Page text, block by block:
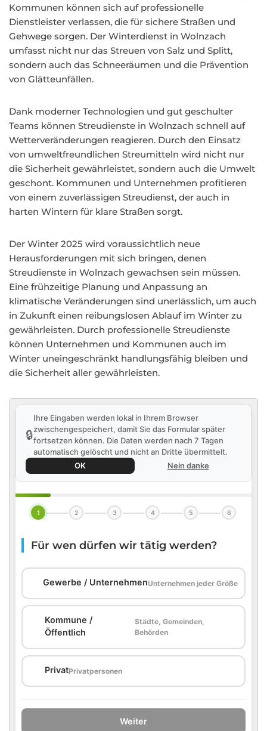
Kommunen können sich auf professionelle
Dienstleister verlassen, die für sichere Straßen und
Gehwege sorgen. Der Winterdienst in Wolnzach
umfasst nicht nur das Streuen von Salz und Splitt,
sondern auch das Schneeräumen und die Prävention
von Glätteunfällen.
Dank moderner Technologien und gut geschulter
Teams können Streudienste in Wolnzach schnell auf
Wetterveränderungen reagieren. Durch den Einsatz
von umweltfreundlichen Streumitteln wird nicht nur
die Sicherheit gewährleistet, sondern auch die Umwelt
geschont. Kommunen und Unternehmen profitieren
von einem zuverlässigen Streudienst, der auch in
harten Wintern für klare Straßen sorgt.
Der Winter 2025 wird voraussichtlich neue
Herausforderungen mit sich bringen, denen
Streudienste in Wolnzach gewachsen sein müssen.
Eine frühzeitige Planung und Anpassung an
klimatische Veränderungen sind unerlässlich, um auch
in Zukunft einen reibungslosen Ablauf im Winter zu
gewährleisten. Durch professionelle Streudienste
können Unternehmen und Kommunen auch im
Winter uneingeschränkt handlungsfähig bleiben und
die Sicherheit aller gewährleisten.
🔒
Ihre Eingaben werden lokal in Ihrem Browser
zwischengespeichert, damit Sie das Formular später
fortsetzen können. Die Daten werden nach 7 Tagen
automatisch gelöscht und nicht an Dritte übermittelt.
OK
Nein danke
1 2 3 4 5 6
Für wen dürfen wir tätig werden?
Gewerbe / UnternehmenUnternehmen jeder Größe
Kommune /
Öffentlich
Städte, Gemeinden,
Behörden
PrivatPrivatpersonen
Weiter